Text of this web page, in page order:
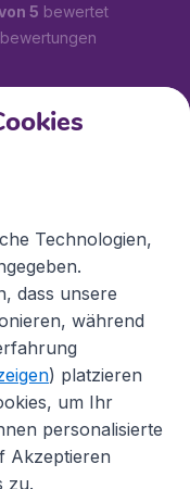
5 bewertet
Technologien,
dass unsere
während
) platzieren
um Ihr
personalisierte
Akzeptieren
zu.